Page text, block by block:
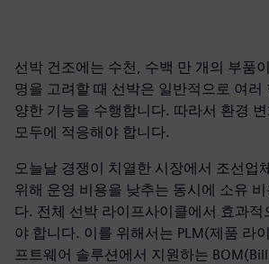
선박 건조에는 수천, 수백 만 개의 부품
명을 고려할 때 선박은 일반적으로 여러
양한 기능을 수행합니다. 따라서 환경
모두에 적응해야 합니다.
오늘날 경쟁이 치열한 시장에서 조선업
위해 운영 비용을 낮추는 동시에 소유
다. 전체 선박 라이프사이클에서 효과적
야 합니다. 이를 위해서는 PLM(제품 라
프트웨어 솔루션에서 지원하는